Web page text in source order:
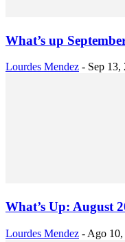
What’s up
Lourdes Mendez - Sep 13,
What’s Up: August
Lourdes Mendez - Ago 10,